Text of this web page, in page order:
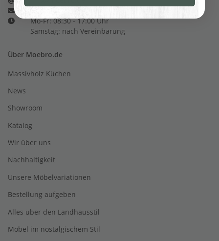
Mo-Fr: 08:30 - 17:00 Uhr
Samstag: nach Vereinbarung
Über Moebro.de
Massivholz Küchen
News
Showroom
Katalog
Wir über uns
Nachhaltigkeit
Unsere Möbelvariationen
Bestellung aufgeben
Alles über den Landhausstil
Möbel im nostalgischem Stil